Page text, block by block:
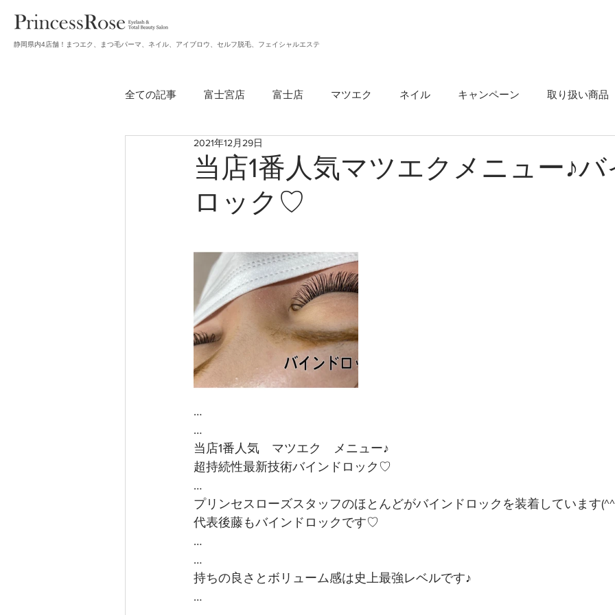
静岡県内4店舗！まつエク、まつ毛パーマ、ネイル、アイブロウ、セルフ脱毛、フェイシャルエステ
全ての記事 富士宮店 富士店 マツエク ネイル キャンペーン 取り扱い商品
無題のカテゴリー
当店1番人気マツエクメニュー♪
ロック♡
2021年12月29日
…
…
当店1番人気　マツエク　メニュー♪
超持続性最新技術バインドロック♡
…
プリンセスローズスタッフのほとんどがバインドロックを装着しています
代表後藤もバインドロックです♡
…
…
持ちの良さとボリューム感は史上最強レベルです♪
…